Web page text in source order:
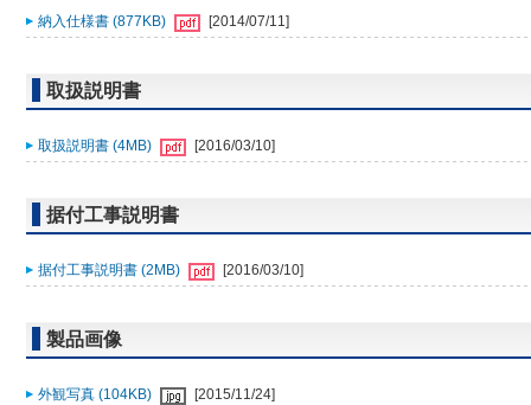
納入仕様書 (877KB) [2014/07/11]
取扱説明書
取扱説明書 (4MB) [2016/03/10]
据付工事説明書
据付工事説明書 (2MB) [2016/03/10]
製品画像
外観写真 (104KB) [2015/11/24]